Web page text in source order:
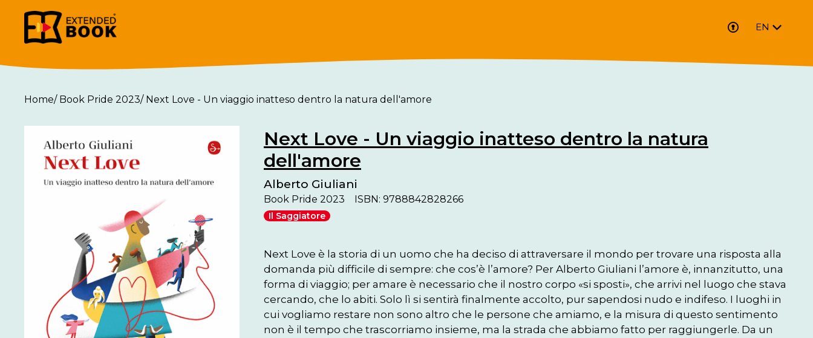
EN
Home/ Book Pride 2023/ Next Love - Un viaggio inatteso dentro la natura dell'amore
Next Love - Un viaggio inatteso dentro la natura
dell'amore
Alberto Giuliani
Book Pride 2023 ISBN: 9788842828266
Il Saggiatore
Next Love è la storia di un uomo che ha deciso di attraversare il mondo per trovare una risposta alla
domanda più difficile di sempre: che cos’è l’amore? Per Alberto Giuliani l’amore è, innanzitutto, una
forma di viaggio; per amare è necessario che il nostro corpo «si sposti», che arrivi nel luogo che stava
cercando, che lo abiti. Solo lì si sentirà finalmente accolto, pur sapendosi nudo e indifeso. I luoghi in
cui vogliamo restare non sono altro che le persone che amiamo, e la misura di questo sentimento
non è il tempo che trascorriamo insieme, ma la strada che abbiamo fatto per raggiungerle. Da un